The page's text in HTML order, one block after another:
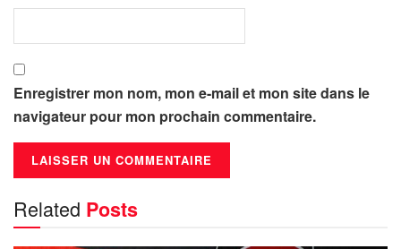
Enregistrer mon nom, mon e-mail et mon site dans le
navigateur pour mon prochain commentaire.
Related Posts